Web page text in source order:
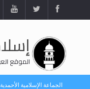
الموقع
الجماعة الإسلامية الأحمدية